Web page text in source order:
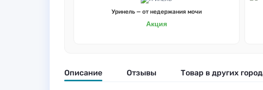
Уринель — от недержания мочи
Акция
Описание Отзывы Товар в других